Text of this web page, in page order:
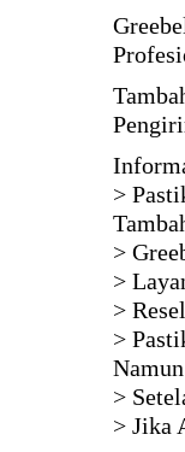
>
>
>
>
>
>
> Jika